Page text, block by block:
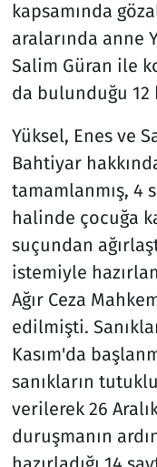
kapsamında
aralarında anne
Salim Güran ile
da bulunduğu 12
Yüksel, Enes ve
Bahtiyar
tamamlanmış, 4
halinde çocuğa
suçundan
istemiyle
Ağır Ceza
edilmişti.
Kasım'da
sanıkların
verilerek 26
duruşmanın